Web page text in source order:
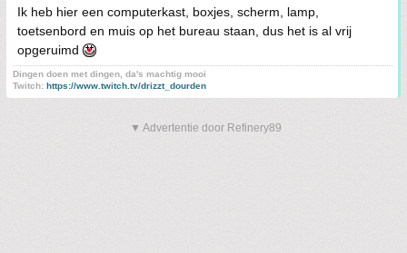
Ik heb hier een computerkast, boxjes, scherm, lamp,
toetsenbord en muis op het bureau staan, dus het is al vrij
opgeruimd
Dingen doen met dingen, da's machtig mooi
Twitch: https://www.twitch.tv/drizzt_dourden
▼ Advertentie door Refinery89